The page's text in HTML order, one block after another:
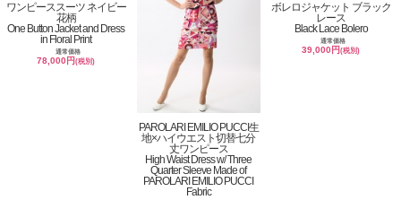
ワンピーススーツ ネイビー
花柄
One Button Jacket and Dress
in Floral Print
通常価格
78,000円(税別)
PAROLARI EMILIO PUCCI生
地×ハイウエスト切替七分
丈ワンピース
High Waist Dress w/ Three
Quarter Sleeve Made of
PAROLARI EMILIO PUCCI
Fabric
ボレロジャケット ブラック
レース
Black Lace Bolero
通常価格
39,000円(税別)